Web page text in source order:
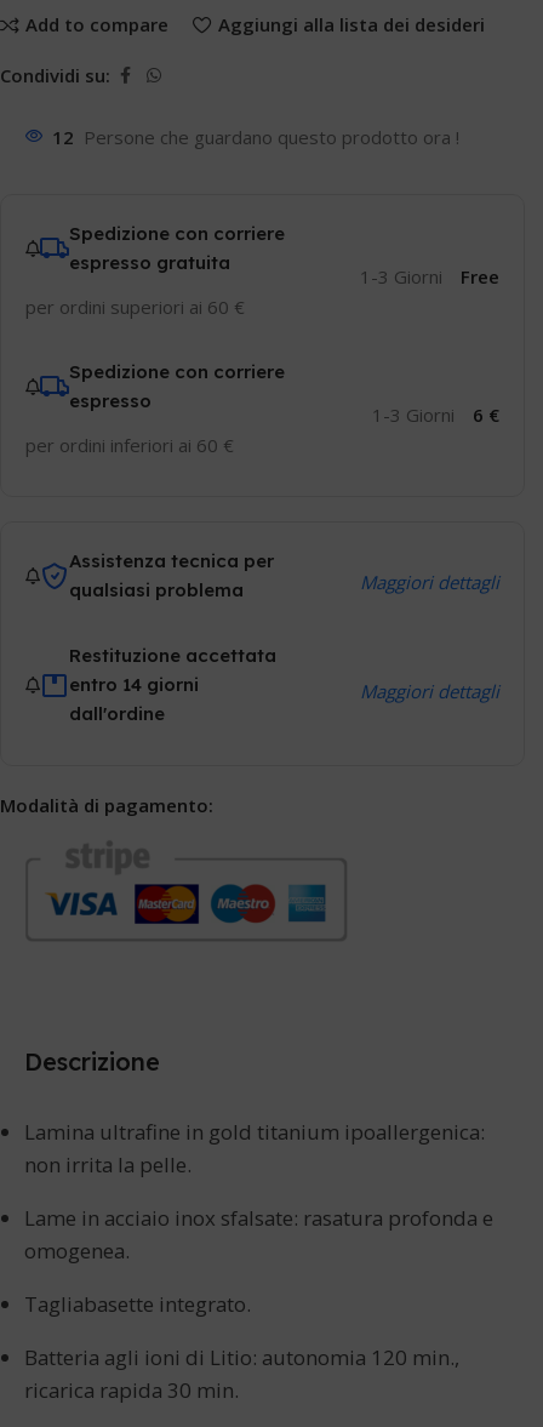
Add to compare Aggiungi alla lista dei desideri
Condividi su:
12 Persone che guardano questo prodotto ora !
Spedizione con corriere
espresso gratuita
per ordini superiori ai 60 €
1-3 Giorni Free
Spedizione con corriere
espresso
per ordini inferiori ai 60 €
1-3 Giorni 6 €
Assistenza tecnica per
qualsiasi problema
Maggiori dettagli
Restituzione accettata
entro 14 giorni
dall'ordine
Maggiori dettagli
Modalità di pagamento:
Descrizione
Lamina ultrafine in gold titanium ipoallergenica:
non irrita la pelle.
Lame in acciaio inox sfalsate: rasatura profonda e
omogenea.
Tagliabasette integrato.
Batteria agli ioni di Litio: autonomia 120 min.,
ricarica rapida 30 min.